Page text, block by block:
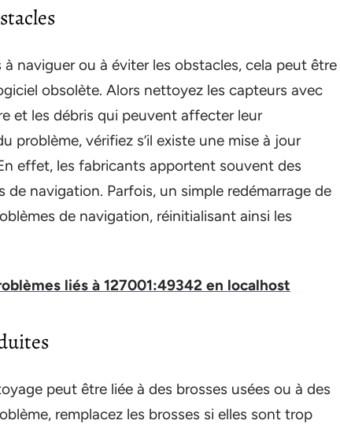
naviguer ou à éviter les obstacles, cela peut être
obsolète. Alors nettoyez les capteurs avec
et les débris qui peuvent affecter leur
problème, vérifiez s’il existe une mise à jour
effet, les fabricants apportent souvent des
navigation. Parfois, un simple redémarrage de
de navigation, réinitialisant ainsi les
liés à 127001:49342 en localhost
peut être liée à des brosses usées ou à des
remplacez les brosses si elles sont trop